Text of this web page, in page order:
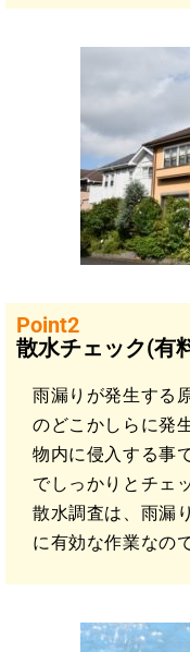
Point2
散水チェック(有
雨漏りが発生する
のどこかしらに発
物内に侵入する事
でしっかりとチェ
散水調査は、雨漏
に有効な作業なの